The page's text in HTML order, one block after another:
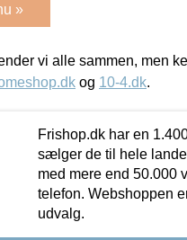
»
vi alle sammen, men
og 10-4.dk.
Frishop.dk har en
sælger de til hele
med mere end 50.000
telefon. Webshoppen
udvalg.